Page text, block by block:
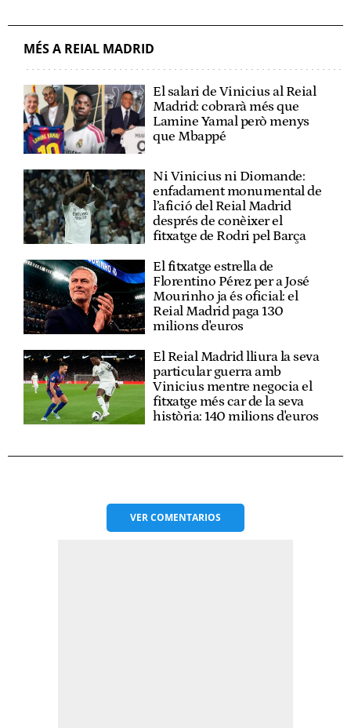
MÉS A REIAL MADRID
El salari de Vinicius al Reial
Madrid: cobrarà més que
Lamine Yamal però menys
que Mbappé
Ni Vinicius ni Diomande:
enfadament monumental de
l’afició del Reial Madrid
després de conèixer el
fitxatge de Rodri pel Barça
El fitxatge estrella de
Florentino Pérez per a José
Mourinho ja és oficial: el
Reial Madrid paga 130
milions d'euros
El Reial Madrid lliura la seva
particular guerra amb
Vinicius mentre negocia el
fitxatge més car de la seva
història: 140 milions d'euros
VERCOMENTARIOS